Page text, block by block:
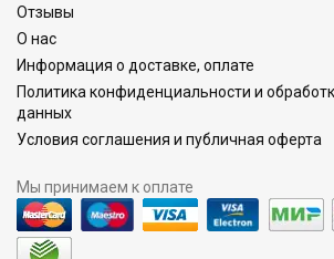
Отзывы
О нас
Информация о доставке, оплате
Политика конфиденциальности и
данных
Условия соглашения и публичная оферта
Мы принимаем к оплате